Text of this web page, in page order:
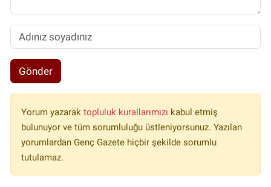
Gönder
Yorum yazarak topluluk kurallarımızı kabul etmiş
bulunuyor ve tüm sorumluluğu üstleniyorsunuz. Yazılan
yorumlardan Genç Gazete hiçbir şekilde sorumlu
tutulamaz.